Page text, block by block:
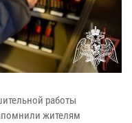
работы
жителям